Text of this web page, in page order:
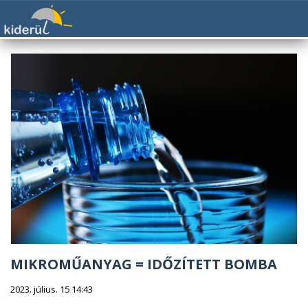
MIKROMŰANYAG = IDŐZÍTETT BOMBA
2023. július. 15 14:43